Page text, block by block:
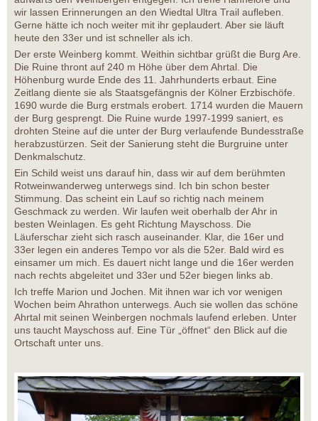
wir lassen Erinnerungen an den Wiedtal Ultra Trail aufleben.
Gerne hätte ich noch weiter mit ihr geplaudert. Aber sie läuft
heute den 33er und ist schneller als ich.
Der erste Weinberg kommt. Weithin sichtbar grüßt die Burg Are.
Die Ruine thront auf 240 m Höhe über dem Ahrtal. Die
Höhenburg wurde Ende des 11. Jahrhunderts erbaut. Eine
Zeitlang diente sie als Staatsgefängnis der Kölner Erzbischöfe.
1690 wurde die Burg erstmals erobert. 1714 wurden die Mauern
der Burg gesprengt. Die Ruine wurde 1997-1999 saniert, es
drohten Steine auf die unter der Burg verlaufende Bundesstraße
herabzustürzen. Seit der Sanierung steht die Burgruine unter
Denkmalschutz.
Ein Schild weist uns darauf hin, dass wir auf dem berühmten
Rotweinwanderweg unterwegs sind. Ich bin schon bester
Stimmung. Das scheint ein Lauf so richtig nach meinem
Geschmack zu werden. Wir laufen weit oberhalb der Ahr in
besten Weinlagen. Es geht Richtung Mayschoss. Die
Läuferschar zieht sich rasch auseinander. Klar, die 16er und
33er legen ein anderes Tempo vor als die 52er. Bald wird es
einsamer um mich. Es dauert nicht lange und die 16er werden
nach rechts abgeleitet und 33er und 52er biegen links ab.
Ich treffe Marion und Jochen. Mit ihnen war ich vor wenigen
Wochen beim Ahrathon unterwegs. Auch sie wollen das schöne
Ahrtal mit seinen Weinbergen nochmals laufend erleben. Unter
uns taucht Mayschoss auf. Eine Tür „öffnet“ den Blick auf die
Ortschaft unter uns.